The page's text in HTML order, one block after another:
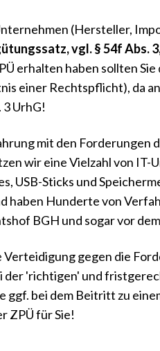
(Hersteller,
vgl. § 54f Abs.
erhalten haben sollten
einer Rechtspflicht), da
UrhG!
mit den Forderungen
wir eine Vielzahl von
USB-Sticks und
haben Hunderte von
BGH und sogar vor
gegen die
der 'richtigen' und
bei dem Beitritt zu
ZPÜ für Sie!